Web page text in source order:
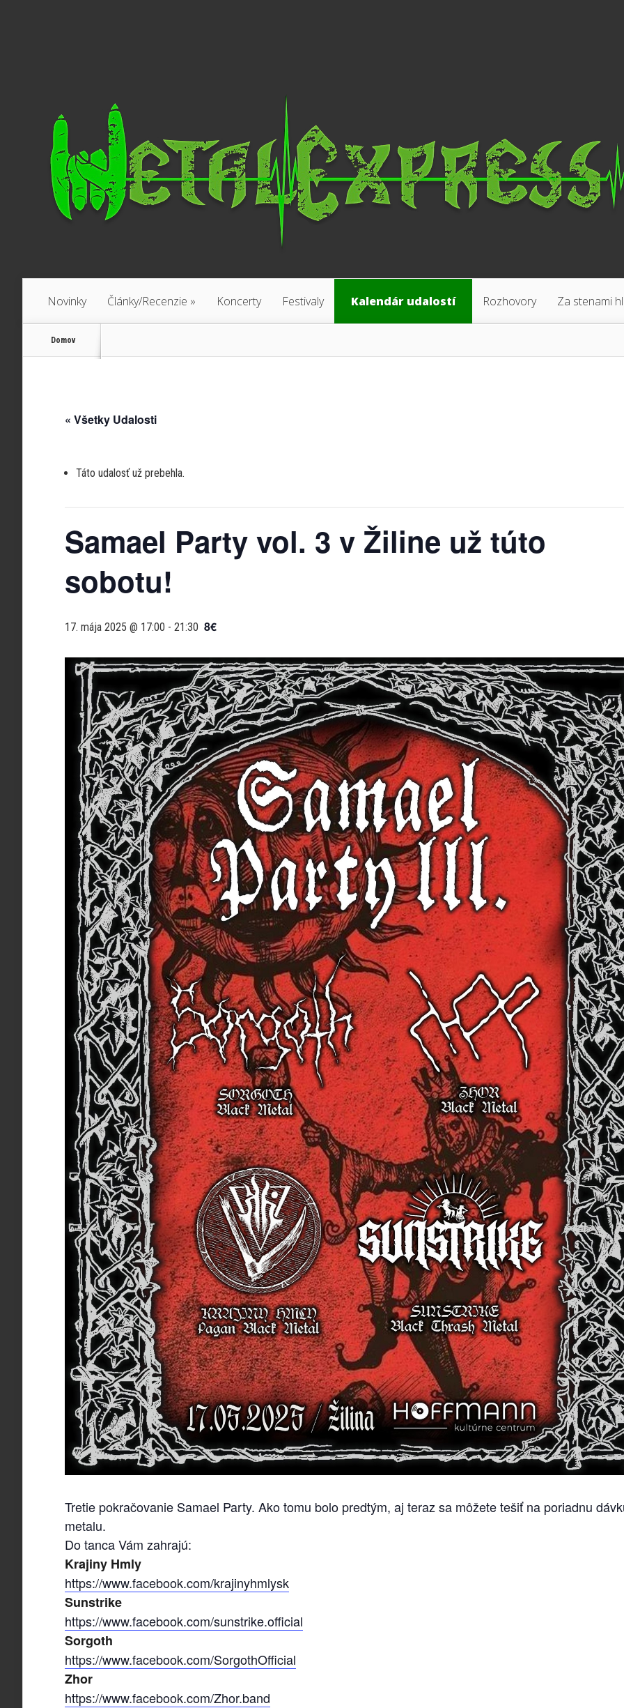
Novinky Články/Recenzie » Koncerty Festivaly Kalendár udalostí Rozhovory Za stenami
Domov
« Všetky Udalosti
Táto udalosť už prebehla.
Samael Party vol. 3 v Žiline už túto
sobotu!
17. mája 2025 @ 17:00 - 21:30 8€
Tretie pokračovanie Samael Party. Ako tomu bolo predtým, aj teraz sa môžete tešiť na poriadnu
metalu.
Do tanca Vám zahrajú:
Krajiny Hmly
https://www.facebook.com/krajinyhmlysk
Sunstrike
https://www.facebook.com/sunstrike.official
Sorgoth
https://www.facebook.com/SorgothOfficial
Zhor
https://www.facebook.com/Zhor.band